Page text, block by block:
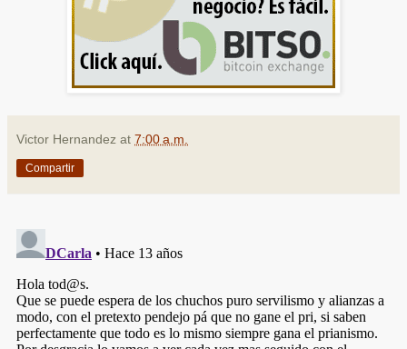
Victor Hernandez at 7:00 a.m.
Compartir